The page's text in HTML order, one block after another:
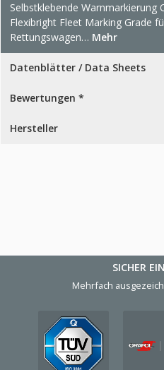
Selbstklebende Warnmarkierung
Flexibright Fleet Marking Grade
Rettungswagen… Mehr
Datenblätter / Data Sheets
Bewertungen *
Hersteller
SICHER
Mehrfach